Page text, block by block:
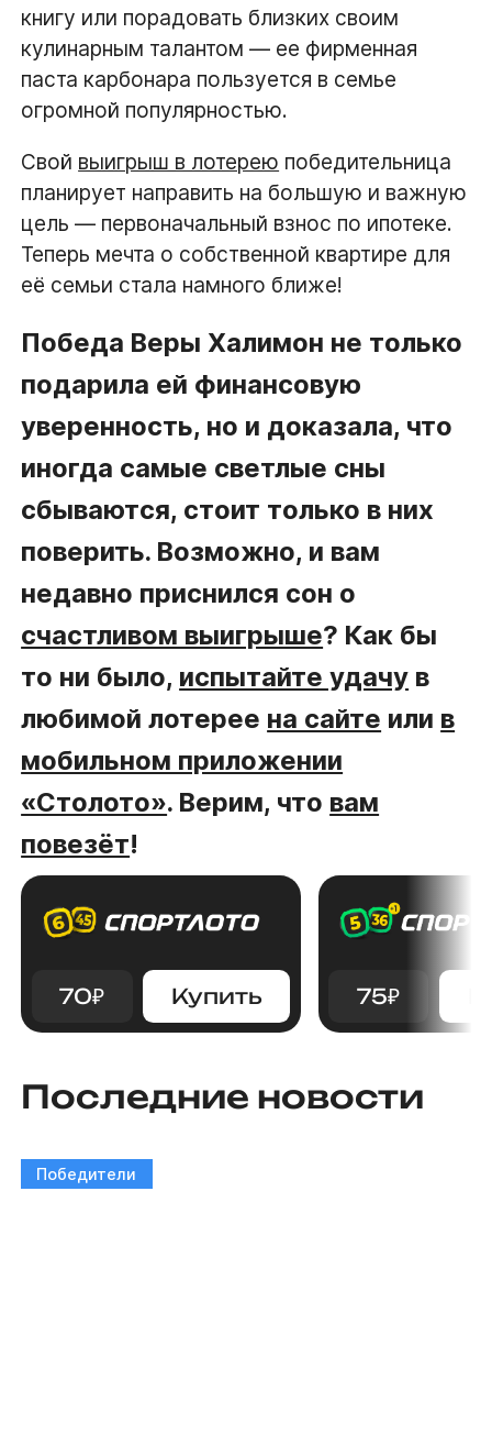
книгу или порадовать близких своим
кулинарным талантом — ее фирменная
паста карбонара пользуется в семье
огромной популярностью.
Свой выигрыш в лотерею победительница
планирует направить на большую и важную
цель — первоначальный взнос по ипотеке.
Теперь мечта о собственной квартире для
её семьи стала намного ближе!
Победа Веры Халимон не только
подарила ей финансовую
уверенность, но и доказала, что
иногда самые светлые сны
сбываются, стоит только в них
поверить. Возможно, и вам
недавно приснился сон о
счастливом выигрыше? Как бы
то ни было, испытайте удачу в
любимой лотерее на сайте или в
мобильном приложении
«Столото». Верим, что вам
повезёт!
70₽ Купить 75₽
Последние новости
Победители